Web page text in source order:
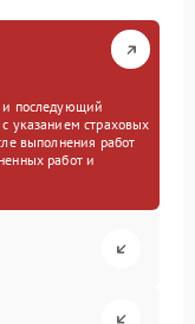
и последующий
указанием страховых
выполнения работ
работ и